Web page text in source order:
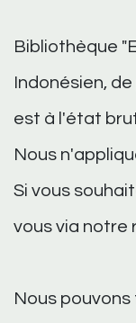
Bibliothèque
Indonésien,
est à l'état
Nous
Si vous
vous via notre
Nous